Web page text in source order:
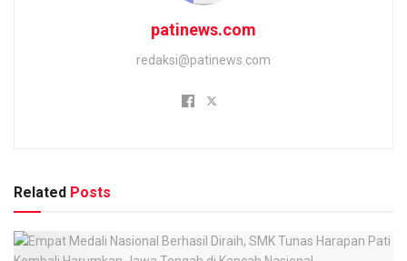
patinews.com
redaksi@patinews.com
Related Posts